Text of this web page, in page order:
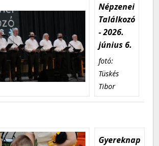
Népzenei
Találkozó
- 2026.
június 6.
fotó:
Tüskés
Tibor
Gyereknap